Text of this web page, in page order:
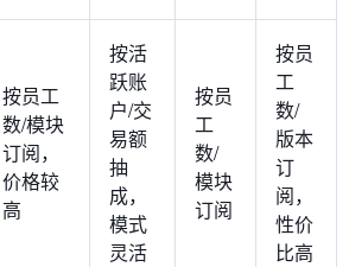
按员工
数/模块
订阅，
价格较
高
按活
跃账
户/交
易额
抽
成，
模式
灵活
按员
工
数/
模块
订阅
按员
工
数/
版本
订
阅，
性价
比高